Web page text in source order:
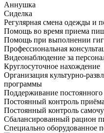
Аннушка
Сиделка
Регулярная смена одежды и
Помощь во время приема
Помощь при выполнении
Профессиональная
Видеонаблюдение за
Круглосуточное нахождение
Организация культурно-
программы
Поддерживание
Постоянный контроль
Постоянный контроль
Сбалансированный рацион
Специально оборудованное